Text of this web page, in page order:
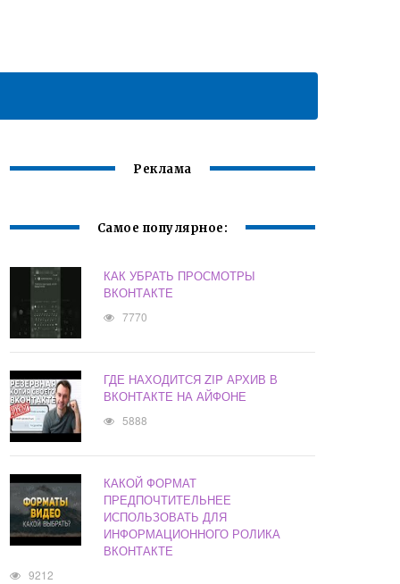
Реклама
Самое популярное:
КАК УБРАТЬ ПРОСМОТРЫ
ВКОНТАКТЕ
7770
ГДЕ НАХОДИТСЯ ZIP АРХИВ В
ВКОНТАКТЕ НА АЙФОНЕ
5888
КАКОЙ ФОРМАТ
ПРЕДПОЧТИТЕЛЬНЕЕ
ИСПОЛЬЗОВАТЬ ДЛЯ
ИНФОРМАЦИОННОГО РОЛИКА
ВКОНТАКТЕ
9212